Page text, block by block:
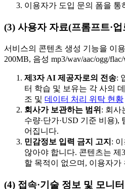
이용자가 도입 문의 폼을
(3) 사용자 자료(프롬프트·
서비스의 콘텐츠 생성 기능을 이
200MB, 음성 mp3/wav/aac/ogg/
제3자 AI 제공자로의 전송:
터 학습 및 보유는 각 사의
조 및 데이터 처리 위탁 현황
회사가 보관하는 범위 : 회사
수량·단가·USD 기준 비용
어집니다.
민감정보 입력 금지 고지 :
않아야 합니다. 콘텐츠는
할 목적이 없으며, 이용자
(4) 접속·기술 정보 및 모니